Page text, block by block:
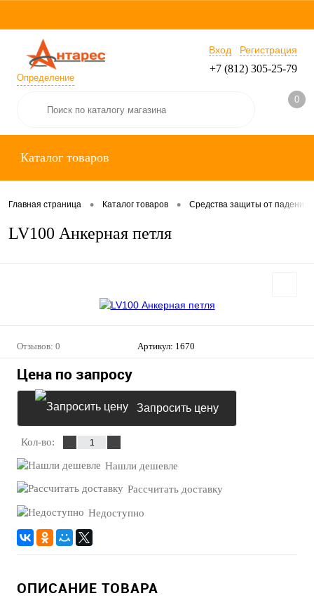
Определение
Вход Регистрация
+7 (812) 305-25-79
0
Каталог товаров
Главная страница • Каталог товаров • Средства защиты от падения
LV100 Анкерная петля
Отзывов: 0 Артикул: 1670
Цена по запросу
Запросить цену
Кол-во:
Нашли дешевле
Рассчитать доставку
Недоступно
ОПИСАНИЕ ТОВАРА